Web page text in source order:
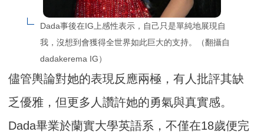
Dada事後在IG上感性表示，自己只是單純地展現自
我，沒想到會獲得全世界如此巨大的支持。（翻攝自
dadakerema IG）
儘管輿論對她的表現反應兩極，有人批評其缺
乏優雅，但更多人讚許她的勇氣與真實感。
Dada畢業於蘭實大學英語系，不僅在18歲便完